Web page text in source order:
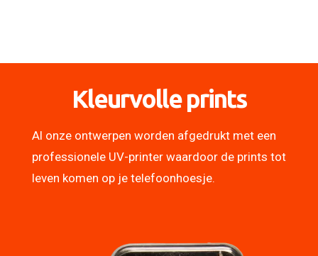
Kleurvolle prints
Al onze ontwerpen worden afgedrukt met een
professionele UV-printer waardoor de prints tot
leven komen op je telefoonhoesje.